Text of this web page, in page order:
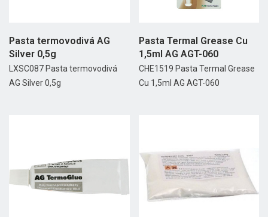
Pasta termovodivá AG
Silver 0,5g
LXSC087 Pasta termovodivá
AG Silver 0,5g
Pasta Termal Grease Cu
1,5ml AG AGT-060
CHE1519 Pasta Termal Grease
Cu 1,5ml AG AGT-060